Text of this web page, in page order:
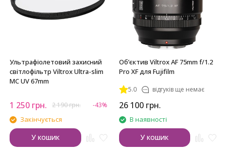
Ультрафіолетовий захисний
світлофільтр Viltrox Ultra-slim
MC UV 67mm
1 250 грн. 2 190грн. -43%
Закінчується
У кошик
Обʼєктив Viltrox AF 75mm f/1.2
Pro XF для Fujifilm
5.0 відгуків ще немає
26 100 грн.
В наявності
У кошик